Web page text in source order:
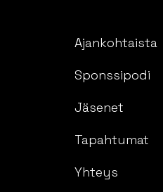
Ajankohtaista
Sponssipodi
Jäsenet
Tapahtumat
Yhteys